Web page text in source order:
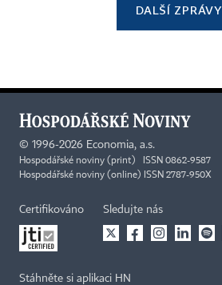
DALŠÍ ZPRÁVY
© 1996-2026 Economia, a.s.
Hospodářské noviny (print) ISSN 0862-9587
Hospodářské noviny (online) ISSN 2787-950X
Certifikováno Sledujte nás
Stáhněte si aplikaci HN